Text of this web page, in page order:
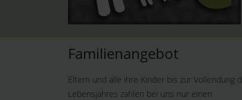
Familien zahlen
nur 62,50 €
Familienangebot
Eltern und alle ihre Kinder bis zur Vollendung
Lebensjahres zahlen bei uns nur einen